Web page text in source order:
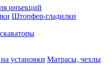
инъекций
Штопфер-гладилки
Матрасы, чехлы